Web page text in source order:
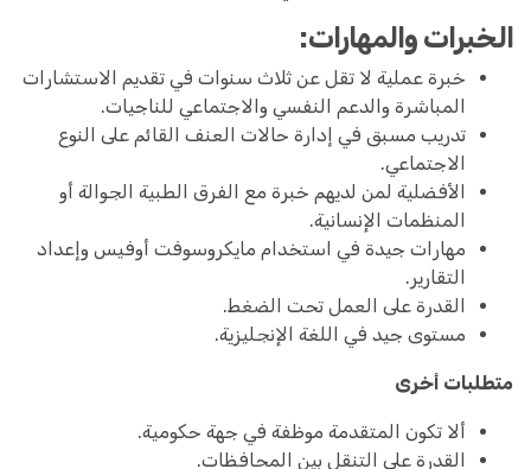
الخبرات والمهارات:
خبرة عملية لا تقل عن ثلاث سنوات في تقديم الاستشارات
المباشرة والدعم النفسي والاجتماعي للناجيات.
تدريب مسبق في إدارة حالات العنف القائم على النوع
الاجتماعي.
الأفضلية لمن لديهم خبرة مع الفرق الطبية الجوالة أو
المنظمات الإنسانية.
مهارات جيدة في استخدام مايكروسوفت أوفيس وإعداد
التقارير.
القدرة على العمل تحت الضغط.
مستوى جيد في اللغة الإنجليزية.
متطلبات أخرى
ألا تكون المتقدمة موظفة في جهة حكومية.
القدرة على التنقل بين المحافظات.